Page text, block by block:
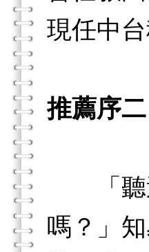
現任中
推薦序二
「聽過
嗎？」